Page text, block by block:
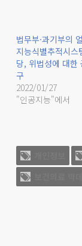
법무부·과기부의
지능식별추적시스
당, 위법성에 대한
구
2022/01/27
"인공지능"에서